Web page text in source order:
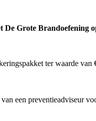
De Grote
ter waarde van
een preventieadviseur